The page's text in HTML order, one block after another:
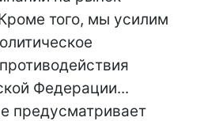
того, мы усилим
Федерации...
предусматривает